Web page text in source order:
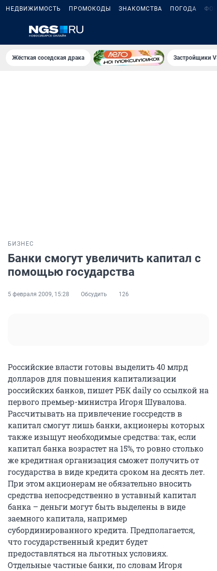
НЕДВИЖИМОСТЬ ПРОМОКОДЫ ЗНАКОМСТВА ПОГОДА
Жёсткая соседская драка Застройщики
БИЗНЕС
Банки смогут увеличить капитал с
помощью государства
5 февраля 2009, 15:28 Обсудить 126
Российские власти готовы выделить 40 млрд
долларов для повышения капитализации
российских банков, пишет РБК daily со ссылкой на
первого премьер-министра Игоря Шувалова.
Рассчитывать на привлечение госсредств в
капитал смогут лишь банки, акционеры которых
также изыщут необходимые средства: так, если
капитал банка возрастет на 15%, то ровно столько
же кредитная организация сможет получить от
государства в виде кредита сроком на десять лет.
При этом акционерам не обязательно вносить
средства непосредственно в уставный капитал
банка – деньги могут быть выделены в виде
заемного капитала, например
субординированного кредита. Предполагается,
что государственный кредит будет
предоставляться на льготных условиях.
Отдельные частные банки, по словам Игоря